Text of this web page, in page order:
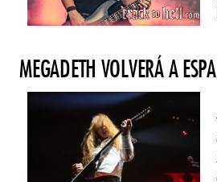
MEGADETH VOLVERÁ A